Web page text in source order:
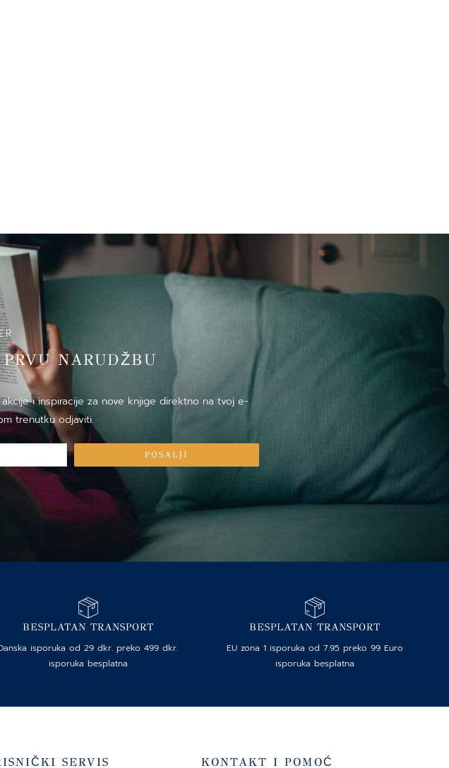
NARUDŽBU
i inspiracije za nove knjige direktno na tvoj e-
trenutku odjaviti.
POSALJI
BESPLATAN TRANSPORT
isporuka od 29 dkr. preko 499 dkr.
isporuka besplatna
BESPLATAN TRANSPORT
EU zona 1 isporuka od 7.95 preko 99 Euro
isporuka besplatna
SERVIS KONTAKT I POMOĆ